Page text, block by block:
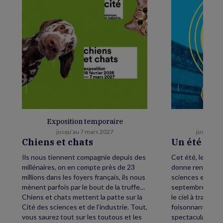
Exposition temporaire
jusqu’au 7 mars 2027
Chiens et chats
Ils nous tiennent compagnie depuis des
millénaires, on en compte près de 23
millions dans les foyers français, ils nous
mènent parfois par le bout de la truffe…
Chiens et chats mettent la patte sur la
Cité des sciences et de l’industrie. Tout,
vous saurez tout sur les toutous et les
jusqu’au
Un été
Cet été, levez
donne rendez-
sciences et de
septembre,
le ciel à travers
foisonnant
spectaculaire